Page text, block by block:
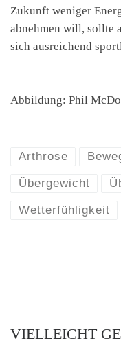
Zukunft weniger
abnehmen will, sollte
sich ausreichend
Abbildung: Phil
Arthrose
Übergewicht
Wetterfühligkeit
VIELLEICHT